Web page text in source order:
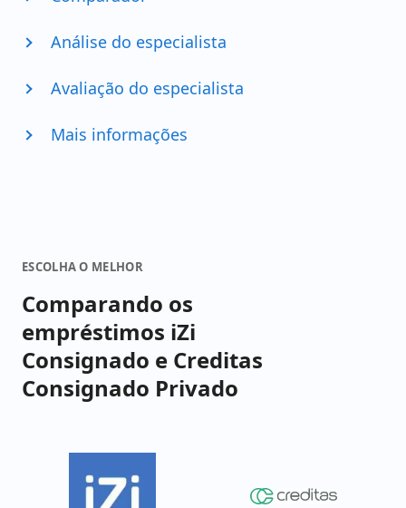
Análise do especialista
Avaliação do especialista
Mais informações
ESCOLHA O MELHOR
Comparando os
empréstimos iZi
Consignado e Creditas
Consignado Privado